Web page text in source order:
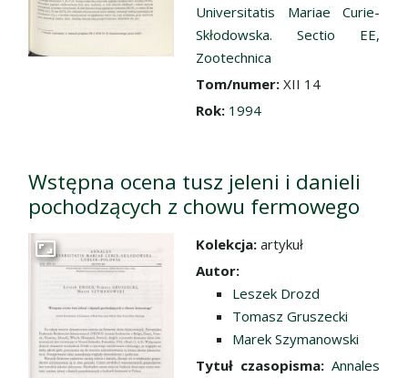
Universitatis Mariae Curie-
Skłodowska. Sectio EE,
Zootechnica
Tom/numer: XII 14
Rok: 1994
Wstępna ocena tusz jeleni i danieli
pochodzących z chowu fermowego
Przejdź do zbioru
Kolekcja: artykuł
Autor:
Leszek Drozd
Tomasz Gruszecki
Marek Szymanowski
Tytuł czasopisma: Annales